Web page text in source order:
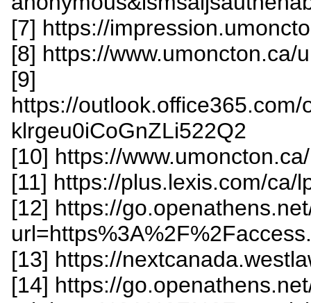
[7] https://
[8] https://www.umoncton.ca/
[9]
https://
klrgeu0iCoGnZLi522Q2
[10] https://
[11] https://plus.lexis.com/ca/
[12] https://
[13] https://
[14] https://